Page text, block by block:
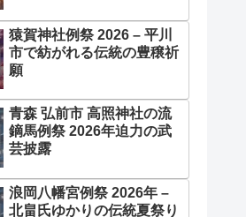
猿賀神社例祭 2026 – 平川
市で紡がれる伝統の豊穣祈
願
青森 弘前市 高照神社の流
鏑馬例祭 2026年迫力の武
芸披露
浪岡八幡宮例祭 2026年 –
北畠氏ゆかりの伝統夏祭り